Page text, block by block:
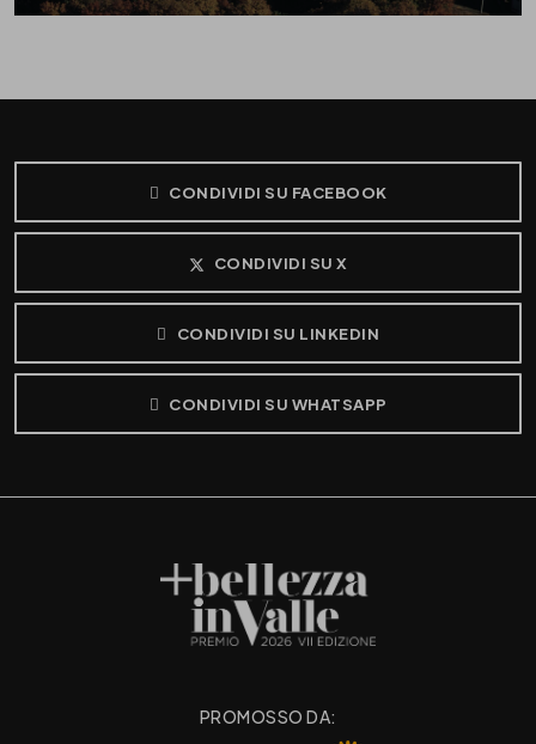
CONDIVIDI SU FACEBOOK
CONDIVIDI SU X
CONDIVIDI SU LINKEDIN
CONDIVIDI SU WHATSAPP
PROMOSSO DA: